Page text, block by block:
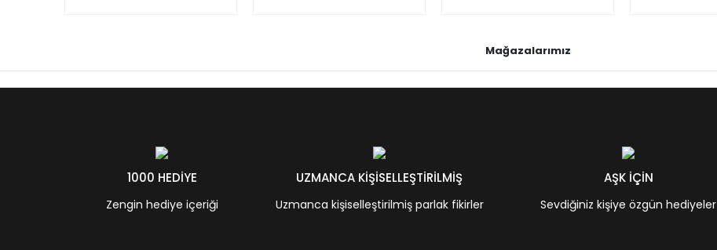
Mağazalarımız
1000 HEDİYE
Zengin hediye içeriği
UZMANCA KİŞİSELLEŞTİRİLMİŞ
Uzmanca kişiselleştirilmiş parlak fikirler
AŞK İÇİN
Sevdiğiniz kişiye özgün hediyeler